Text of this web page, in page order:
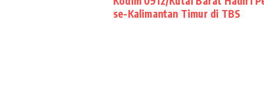
se-Kalimantan Timur di TBS